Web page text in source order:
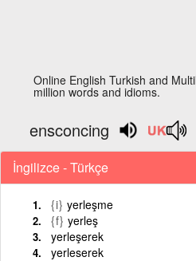
Online English Turkish and
million words and idioms.
ensconcing
İngilizce - Türkçe
{i} yerleşme
{f} yerleş
yerleşerek
yerleserek